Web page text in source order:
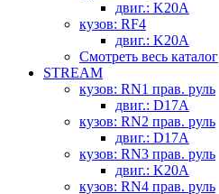
двиг.: K20A
кузов: RF4
двиг.: K20A
Смотреть весь каталог
STREAM
кузов: RN1 прав. руль
двиг.: D17A
кузов: RN2 прав. руль
двиг.: D17A
кузов: RN3 прав. руль
двиг.: K20A
кузов: RN4 прав. руль